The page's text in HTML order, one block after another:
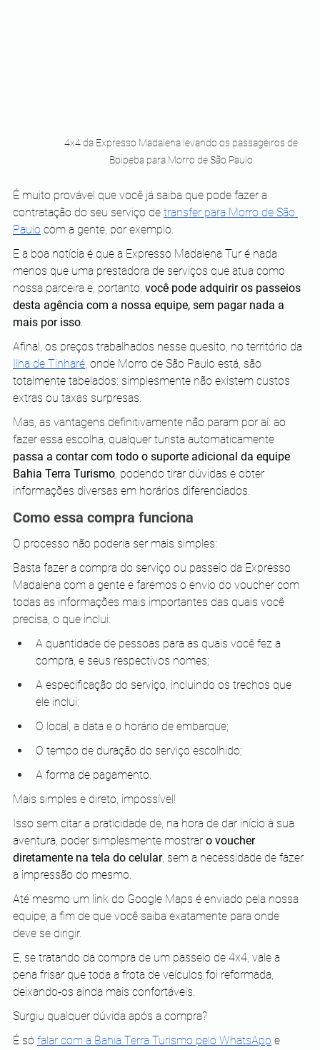
4x4 da Expresso Madalena levando os passageiros de
Boipeba para Morro de São Paulo.
É muito provável que você já saiba que pode fazer a
contratação do seu serviço de transfer para Morro de São
Paulo com a gente, por exemplo.
E a boa notícia é que a Expresso Madalena Tur é nada
menos que uma prestadora de serviços que atua como
nossa parceira e, portanto, você pode adquirir os passeios
desta agência com a nossa equipe, sem pagar nada a
mais por isso.
Afinal, os preços trabalhados nesse quesito, no território da
Ilha de Tinharé, onde Morro de São Paulo está, são
totalmente tabelados: simplesmente não existem custos
extras ou taxas surpresas.
Mas, as vantagens definitivamente não param por aí: ao
fazer essa escolha, qualquer turista automaticamente
passa a contar com todo o suporte adicional da equipe
Bahia Terra Turismo, podendo tirar dúvidas e obter
informações diversas em horários diferenciados.
Como essa compra funciona
O processo não poderia ser mais simples:
Basta fazer a compra do serviço ou passeio da Expresso
Madalena com a gente e faremos o envio do voucher com
todas as informações mais importantes das quais você
precisa, o que inclui:
A quantidade de pessoas para as quais você fez a
compra, e seus respectivos nomes;
A especificação do serviço, incluindo os trechos que
ele inclui;
O local, a data e o horário de embarque;
O tempo de duração do serviço escolhido;
A forma de pagamento.
Mais simples e direto, impossível!
Isso sem citar a praticidade de, na hora de dar início à sua
aventura, poder simplesmente mostrar o voucher
diretamente na tela do celular, sem a necessidade de fazer
a impressão do mesmo.
Até mesmo um link do Google Maps é enviado pela nossa
equipe, a fim de que você saiba exatamente para onde
deve se dirigir.
E, se tratando da compra de um passeio de 4x4, vale a
pena frisar que toda a frota de veículos foi reformada,
deixando-os ainda mais confortáveis.
Surgiu qualquer dúvida após a compra?
É só falar com a Bahia Terra Turismo pelo WhatsApp e